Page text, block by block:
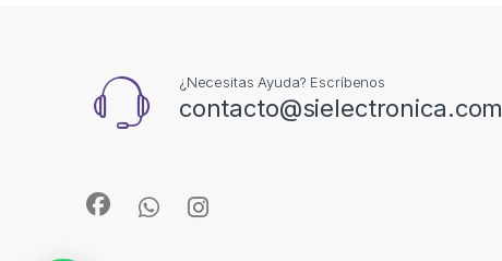
¿Necesitas Ayuda? Escríbenos
contacto@sielectronica.com